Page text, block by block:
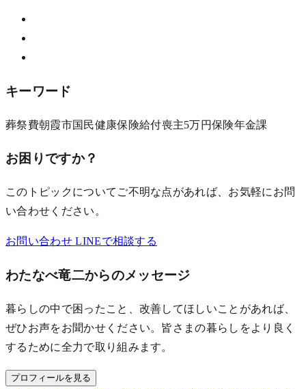
キーワード
葬祭費朝霞市国民健康保険給付喪主5万円保険年金課
お困りですか？
このトピックについてご不明な点があれば、お気軽にお問
い合わせください。
お問い合わせLINEで相談する
わたなべ竜二からのメッセージ
暮らしの中で困ったこと、改善してほしいことがあれば、
ぜひお声をお聞かせください。皆さまの暮らしをより良く
するために全力で取り組みます。
プロフィールを見る